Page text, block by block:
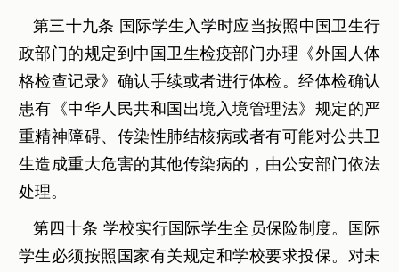
第三十九条 国际学生入学时应当按照中国卫生行
政部门的规定到中国卫生检疫部门办理《外国人体
格检查记录》确认手续或者进行体检。经体检确认
患有《中华人民共和国出境入境管理法》规定的严
重精神障碍、传染性肺结核病或者有可能对公共卫
生造成重大危害的其他传染病的，由公安部门依法
处理。
第四十条 学校实行国际学生全员保险制度。国际
学生必须按照国家有关规定和学校要求投保。对未